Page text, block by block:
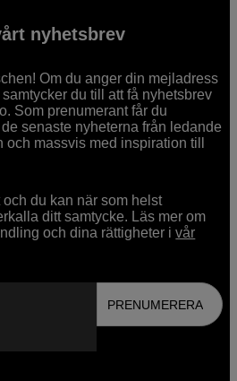
nyhetsbrev
Om du anger din mejladress
du till att få nyhetsbrev
Som prenumerant får du
senaste nyheterna från ledande
massvis med inspiration till
du kan när som helst
ditt samtycke. Läs mer om
och dina rättigheter ivår
PRENUMERERA